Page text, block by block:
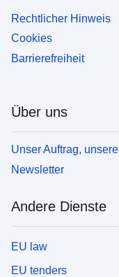
Rechtlicher Hinweis
Cookies
Barrierefreiheit
Über uns
Unser Auftrag,
Newsletter
Andere Dienste
EU law
EU tenders